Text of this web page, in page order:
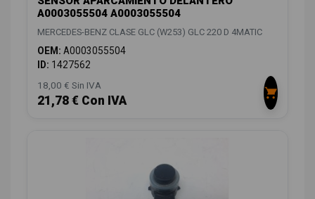
A0003055504 A0003055504
MERCEDES-BENZ CLASE GLC (W253) GLC 220 D 4MATIC
OEM: A0003055504
ID: 1427562
18,00 € Sin IVA
21,78 € Con IVA